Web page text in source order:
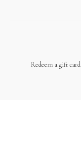
Redeem a gift card